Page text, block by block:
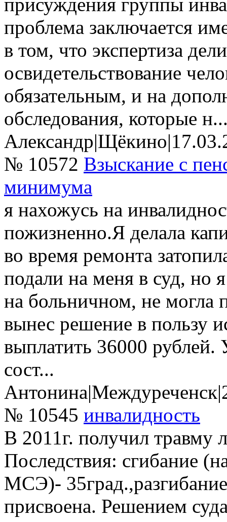
присуждения группы
проблема заключается
в том, что экспертиза
освидетельствование
обязательным, и на
обследования, которые
Александр|Щёкино|
№ 10572 Взыскание с
минимума
я нахожусь на
пожизненно.Я делала
во время ремонта
подали на меня в суд, но
на больничном, не могла
вынес решение в пользу
выплатить 36000 рублей.
сост...
Антонина|Междуреченск|
№ 10545 инвалидность
В 2011г. получил травму
Последствия: сгибание
МСЭ)-
присвоена. Решением